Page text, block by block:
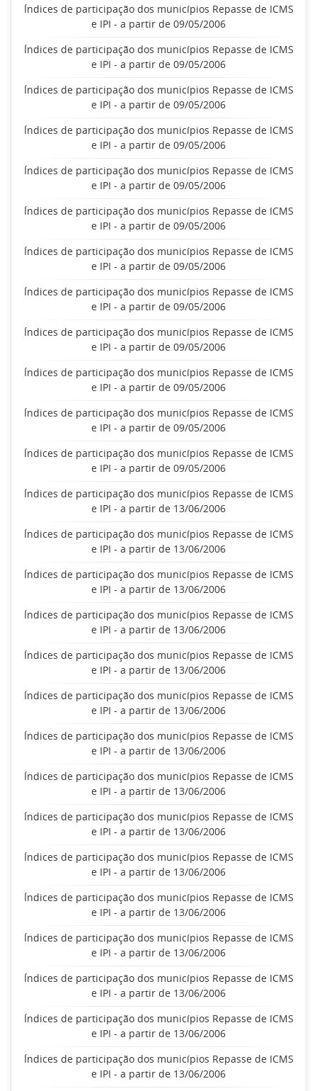
Índices de participação dos municípios Repasse de ICMS
e IPI - a partir de 09/05/2006
Índices de participação dos municípios Repasse de ICMS
e IPI - a partir de 09/05/2006
Índices de participação dos municípios Repasse de ICMS
e IPI - a partir de 09/05/2006
Índices de participação dos municípios Repasse de ICMS
e IPI - a partir de 09/05/2006
Índices de participação dos municípios Repasse de ICMS
e IPI - a partir de 09/05/2006
Índices de participação dos municípios Repasse de ICMS
e IPI - a partir de 09/05/2006
Índices de participação dos municípios Repasse de ICMS
e IPI - a partir de 09/05/2006
Índices de participação dos municípios Repasse de ICMS
e IPI - a partir de 09/05/2006
Índices de participação dos municípios Repasse de ICMS
e IPI - a partir de 09/05/2006
Índices de participação dos municípios Repasse de ICMS
e IPI - a partir de 09/05/2006
Índices de participação dos municípios Repasse de ICMS
e IPI - a partir de 09/05/2006
Índices de participação dos municípios Repasse de ICMS
e IPI - a partir de 09/05/2006
Índices de participação dos municípios Repasse de ICMS
e IPI - a partir de 13/06/2006
Índices de participação dos municípios Repasse de ICMS
e IPI - a partir de 13/06/2006
Índices de participação dos municípios Repasse de ICMS
e IPI - a partir de 13/06/2006
Índices de participação dos municípios Repasse de ICMS
e IPI - a partir de 13/06/2006
Índices de participação dos municípios Repasse de ICMS
e IPI - a partir de 13/06/2006
Índices de participação dos municípios Repasse de ICMS
e IPI - a partir de 13/06/2006
Índices de participação dos municípios Repasse de ICMS
e IPI - a partir de 13/06/2006
Índices de participação dos municípios Repasse de ICMS
e IPI - a partir de 13/06/2006
Índices de participação dos municípios Repasse de ICMS
e IPI - a partir de 13/06/2006
Índices de participação dos municípios Repasse de ICMS
e IPI - a partir de 13/06/2006
Índices de participação dos municípios Repasse de ICMS
e IPI - a partir de 13/06/2006
Índices de participação dos municípios Repasse de ICMS
e IPI - a partir de 13/06/2006
Índices de participação dos municípios Repasse de ICMS
e IPI - a partir de 13/06/2006
Índices de participação dos municípios Repasse de ICMS
e IPI - a partir de 13/06/2006
Índices de participação dos municípios Repasse de ICMS
e IPI - a partir de 13/06/2006